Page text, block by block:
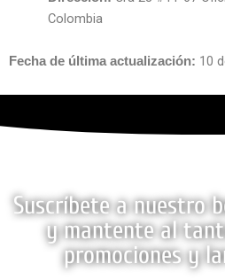
Colombia
Fecha de última actualización: 10
Suscríbete a nuestro
y mantente al
promociones y